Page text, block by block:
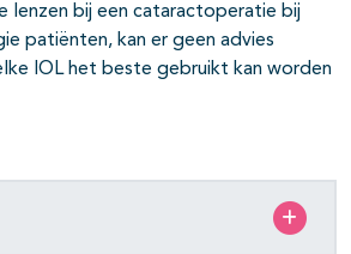
lenzen bij een cataractoperatie bij
patiënten, kan er geen advies
IOL het beste gebruikt kan worden